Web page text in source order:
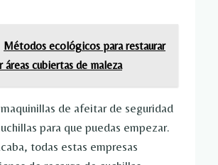
Métodos ecológicos para restaurar
áreas cubiertas de maleza
de afeitar de seguridad
para que puedas empezar.
todas estas empresas